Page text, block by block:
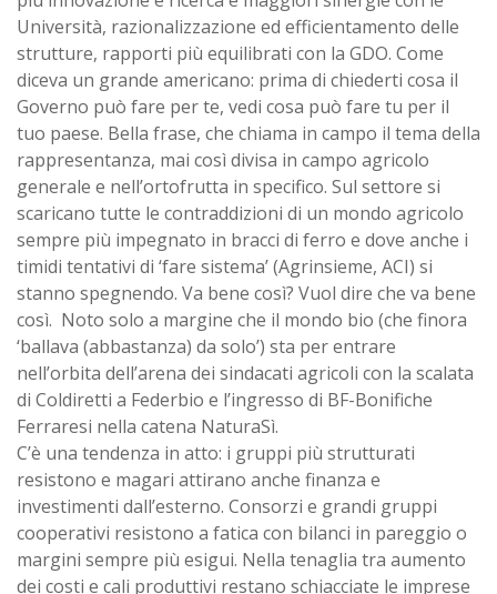
Università, razionalizzazione ed efficientamento delle
strutture, rapporti più equilibrati con la GDO. Come
diceva un grande americano: prima di chiederti cosa il
Governo può fare per te, vedi cosa può fare tu per il
tuo paese. Bella frase, che chiama in campo il tema della
rappresentanza, mai così divisa in campo agricolo
generale e nell’ortofrutta in specifico. Sul settore si
scaricano tutte le contraddizioni di un mondo agricolo
sempre più impegnato in bracci di ferro e dove anche i
timidi tentativi di ‘fare sistema’ (Agrinsieme, ACI) si
stanno spegnendo. Va bene così? Vuol dire che va bene
così. Noto solo a margine che il mondo bio (che finora
‘ballava (abbastanza) da solo’) sta per entrare
nell’orbita dell’arena dei sindacati agricoli con la scalata
di Coldiretti a Federbio e l’ingresso di BF-Bonifiche
Ferraresi nella catena NaturaSì.
C’è una tendenza in atto: i gruppi più strutturati
resistono e magari attirano anche finanza e
investimenti dall’esterno. Consorzi e grandi gruppi
cooperativi resistono a fatica con bilanci in pareggio o
margini sempre più esigui. Nella tenaglia tra aumento
dei costi e cali produttivi restano schiacciate le imprese